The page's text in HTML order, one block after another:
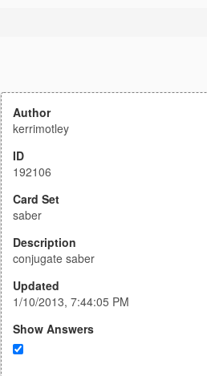
Author
kerrimotley
ID
192106
Card Set
saber
Description
conjugate saber
Updated
1/10/2013, 7:44:05 PM
Show Answers